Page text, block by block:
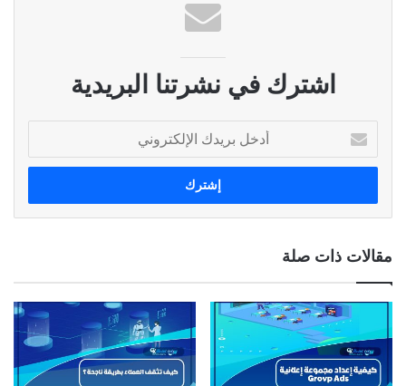
اشترك في نشرتنا البريدية
خ
ب
د
ك
ا
إ
ل
ك
مقالات ذات صلة